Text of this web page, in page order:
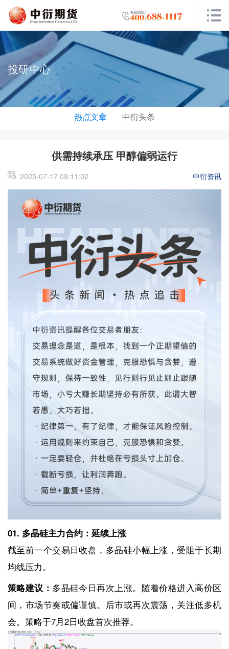
投研中心
热点文章 中衍头条
供需持续承压 甲醇偏弱运行
2025-07-17 08:11:02 中衍资讯
01. 多晶硅主力合约：延续上涨
截至前一个交易日收盘，多晶硅小幅上涨，受阻于长期
均线压力。
策略建议： 多晶硅今日再次上涨。随着价格进入高价区
间，市场节奏或偏谨慎。后市或再次震荡，关注低多机
会。策略于7月2日收盘首次推荐。